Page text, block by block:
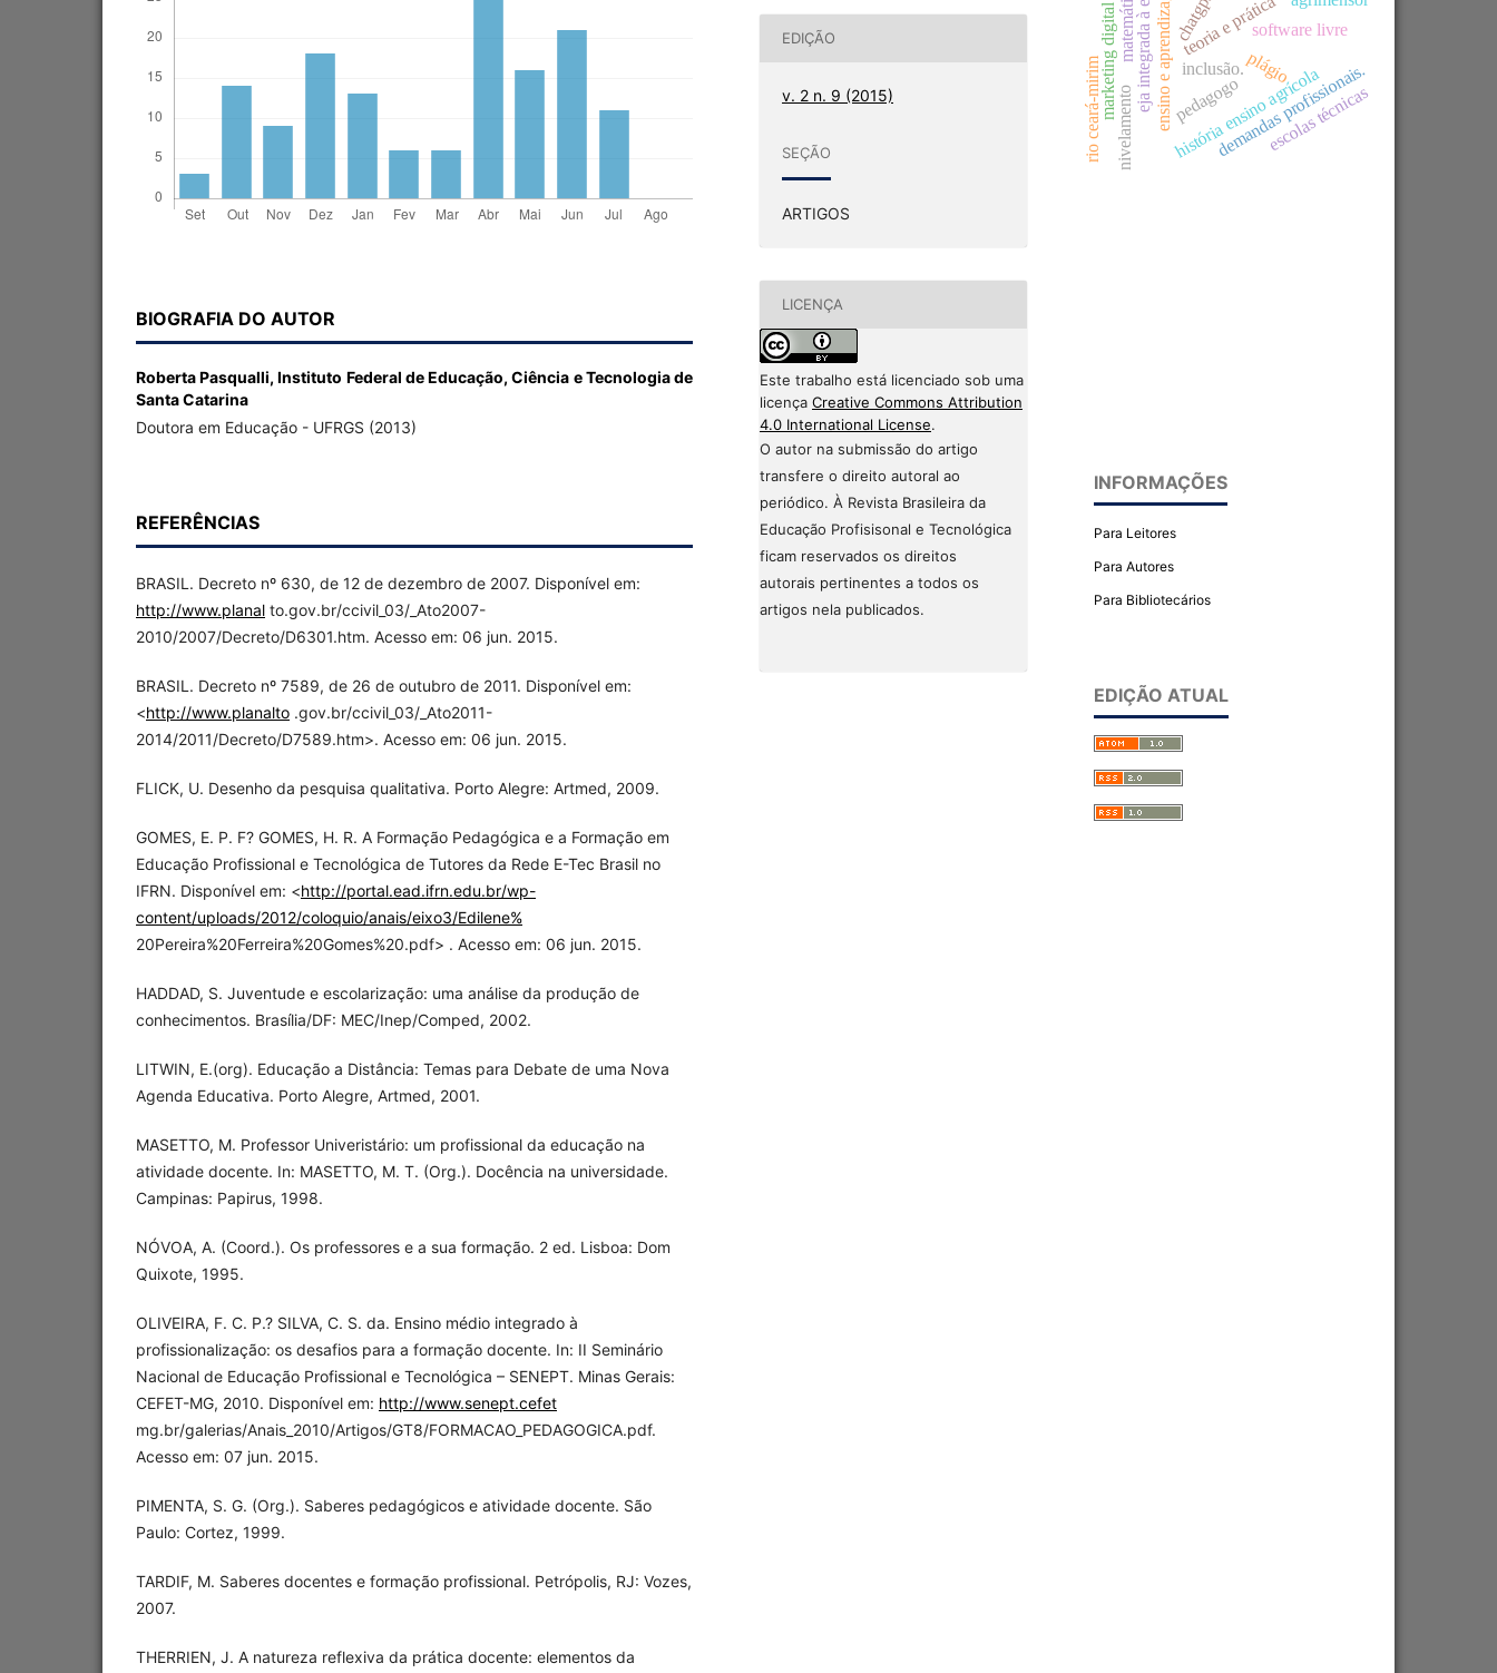
BIOGRAFIA DO AUTOR
Roberta Pasqualli,Instituto Federal de Educação, Ciência e Tecnologia de
Santa Catarina
Doutora em Educação - UFRGS (2013)
REFERÊNCIAS
BRASIL. Decreto nº 630, de 12 de dezembro de 2007. Disponível em:
http://www.planal to.gov.br/ccivil_03/_Ato2007-
2010/2007/Decreto/D6301.htm. Acesso em: 06 jun. 2015.
BRASIL. Decreto nº 7589, de 26 de outubro de 2011. Disponível em:
<http://www.planalto .gov.br/ccivil_03/_Ato2011-
2014/2011/Decreto/D7589.htm>. Acesso em: 06 jun. 2015.
FLICK, U. Desenho da pesquisa qualitativa. Porto Alegre: Artmed, 2009.
GOMES, E. P. F? GOMES, H. R. A Formação Pedagógica e a Formação em
Educação Profissional e Tecnológica de Tutores da Rede E-Tec Brasil no
IFRN. Disponível em: <http://portal.ead.ifrn.edu.br/wp-
content/uploads/2012/coloquio/anais/eixo3/Edilene%
20Pereira%20Ferreira%20Gomes%20.pdf> . Acesso em: 06 jun. 2015.
HADDAD, S. Juventude e escolarização: uma análise da produção de
conhecimentos. Brasília/DF: MEC/Inep/Comped, 2002.
LITWIN, E.(org). Educação a Distância: Temas para Debate de uma Nova
Agenda Educativa. Porto Alegre, Artmed, 2001.
MASETTO, M. Professor Univeristário: um profissional da educação na
atividade docente. In: MASETTO, M. T. (Org.). Docência na universidade.
Campinas: Papirus, 1998.
NÓVOA, A. (Coord.). Os professores e a sua formação. 2 ed. Lisboa: Dom
Quixote, 1995.
OLIVEIRA, F. C. P.? SILVA, C. S. da. Ensino médio integrado à
profissionalização: os desafios para a formação docente. In: II Seminário
Nacional de Educação Profissional e Tecnológica – SENEPT. Minas Gerais:
CEFET-MG, 2010. Disponível em: http://www.senept.cefet
mg.br/galerias/Anais_2010/Artigos/GT8/FORMACAO_PEDAGOGICA.pdf.
Acesso em: 07 jun. 2015.
PIMENTA, S. G. (Org.). Saberes pedagógicos e atividade docente. São
Paulo: Cortez, 1999.
TARDIF, M. Saberes docentes e formação profissional. Petrópolis, RJ: Vozes,
2007.
THERRIEN, J. A natureza reflexiva da prática docente: elementos da
EDIÇÃO
v. 2 n. 9 (2015)
SEÇÃO
ARTIGOS
LICENÇA
Este trabalho está licenciado sob uma
licença Creative Commons Attribution
4.0 International License.
O autor na submissão do artigo
transfere o direito autoral ao
periódico. À Revista Brasileira da
Educação Profisisonal e Tecnológica
ficam reservados os direitos
autorais pertinentes a todos os
artigos nela publicados.
história ensino agrícola
plágio
software livre
ensino e aprendizagemteoria e prática
demandas profissionais.
pedagogo
inclusão.
eja integrada à ept
matemática chatgpt
marketing digital escolas técnicas
rio ceará-mirim nivelamento
INFORMAÇÕES
Para Leitores
Para Autores
Para Bibliotecários
EDIÇÃO ATUAL